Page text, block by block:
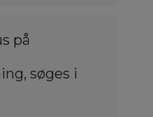
på
søges i